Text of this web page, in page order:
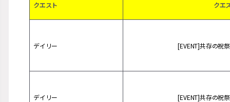
クエスト クエ
デイリー [EVENT]共存の祝
デイリー [EVENT]共存の祝